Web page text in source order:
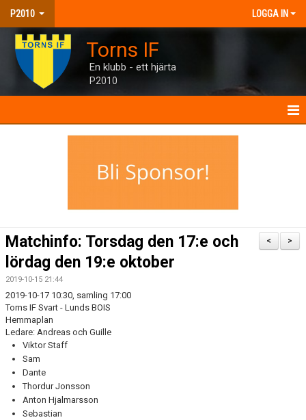
P2010 LOGGA IN
Torns IF
En klubb - ett hjärta
P2010
TRUPPEN
BILDGALLERI
DOKUMENT
KONTAKT
>
<
Matchinfo: Torsdag den 17:e och
lördag den 19:e oktober
2019-10-15 21:44
2019-10-17 10:30, samling 17:00
Torns IF Svart - Lunds BOIS
Hemmaplan
Ledare: Andreas och Guille
Viktor Staff
Sam
Dante
Thordur Jonsson
Anton Hjalmarsson
Sebastian